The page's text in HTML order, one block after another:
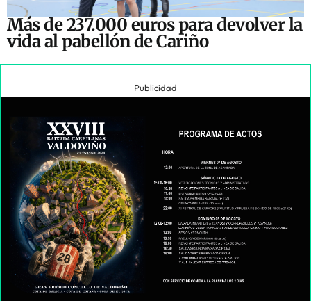
Más de 237.000 euros para devolver la
vida al pabellón de Cariño
Publicidad